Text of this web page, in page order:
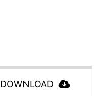
DOWNLOAD